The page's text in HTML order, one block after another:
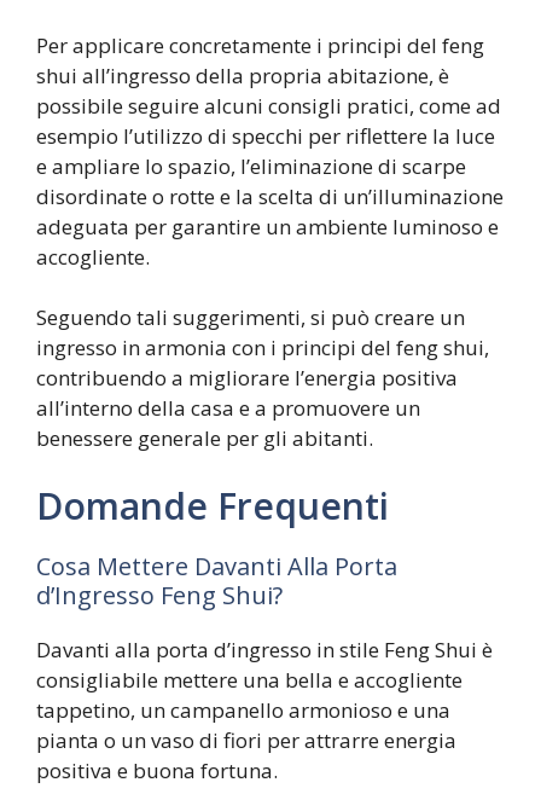
Per applicare concretamente i principi del feng
shui all’ingresso della propria abitazione, è
possibile seguire alcuni consigli pratici, come ad
esempio l’utilizzo di specchi per riflettere la luce
e ampliare lo spazio, l’eliminazione di scarpe
disordinate o rotte e la scelta di un’illuminazione
adeguata per garantire un ambiente luminoso e
accogliente.
Seguendo tali suggerimenti, si può creare un
ingresso in armonia con i principi del feng shui,
contribuendo a migliorare l’energia positiva
all’interno della casa e a promuovere un
benessere generale per gli abitanti.
Domande Frequenti
Cosa Mettere Davanti Alla Porta
d’Ingresso Feng Shui?
Davanti alla porta d’ingresso in stile Feng Shui è
consigliabile mettere una bella e accogliente
tappetino, un campanello armonioso e una
pianta o un vaso di fiori per attrarre energia
positiva e buona fortuna.